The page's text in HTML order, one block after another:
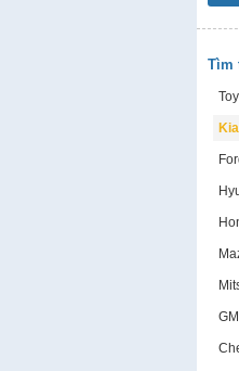
Tìm
Kia